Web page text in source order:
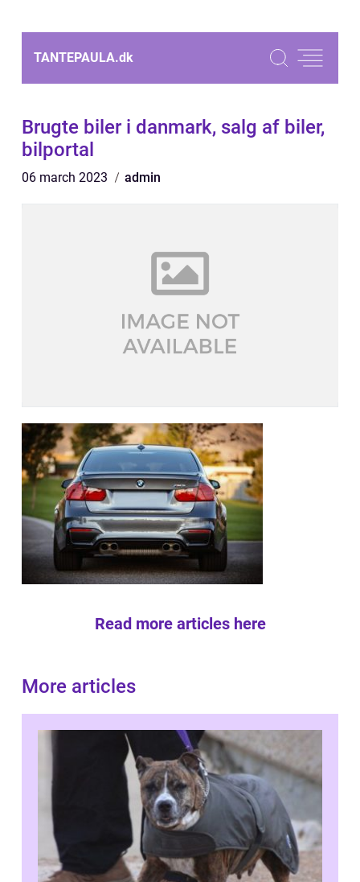
TANTEPAULA.dk
Brugte biler i danmark, salg af biler,
bilportal
06 march 2023 admin
Read more articles here
More articles